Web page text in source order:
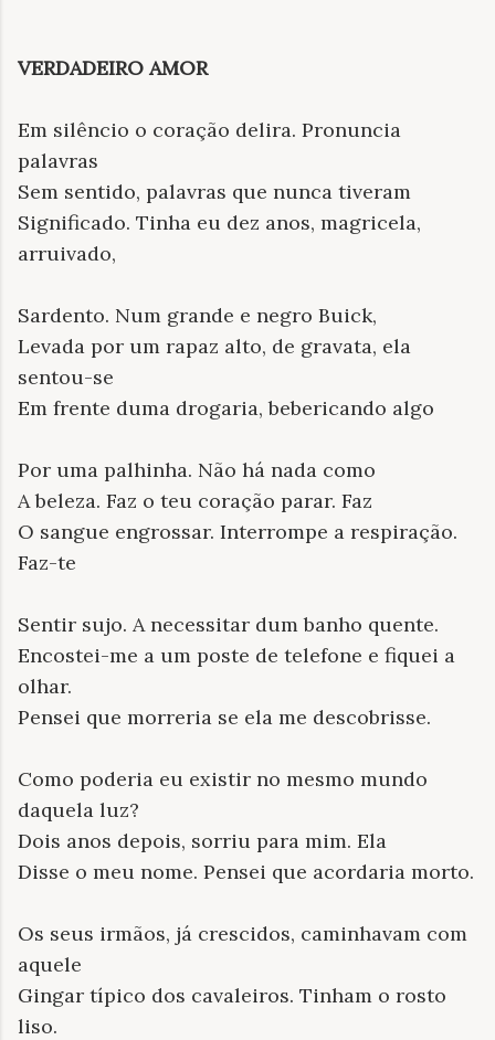
VERDADEIRO AMOR
Em silêncio o coração delira. Pronuncia
palavras
Sem sentido, palavras que nunca tiveram
Significado. Tinha eu dez anos, magricela,
arruivado,
Sardento. Num grande e negro Buick,
Levada por um rapaz alto, de gravata, ela
sentou-se
Em frente duma drogaria, bebericando algo
Por uma palhinha. Não há nada como
A beleza. Faz o teu coração parar. Faz
O sangue engrossar. Interrompe a respiração.
Faz-te
Sentir sujo. A necessitar dum banho quente.
Encostei-me a um poste de telefone e fiquei a
olhar.
Pensei que morreria se ela me descobrisse.
Como poderia eu existir no mesmo mundo
daquela luz?
Dois anos depois, sorriu para mim. Ela
Disse o meu nome. Pensei que acordaria morto.
Os seus irmãos, já crescidos, caminhavam com
aquele
Gingar típico dos cavaleiros. Tinham o rosto
liso.